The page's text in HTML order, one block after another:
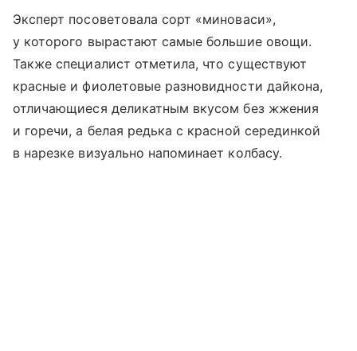
Эксперт посоветовала сорт «миноваси»,
у которого вырастают самые большие овощи.
Также специалист отметила, что существуют
красные и фиолетовые разновидности дайкона,
отличающиеся деликатным вкусом без жжения
и горечи, а белая редька с красной серединкой
в нарезке визуально напоминает колбасу.